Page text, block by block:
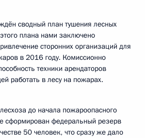
сводный план тушения лесных
плана нами заключено
сторонних организаций для
в 2016 году. Комиссионно
техники арендаторов
работать в лесу на пожарах.
до начала пожароопасного
сформирован федеральный резерв
50 человек, что сразу же дало